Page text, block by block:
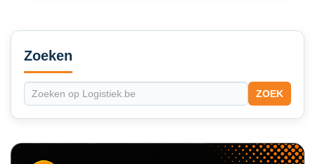
Secondary
Sidebar
Zoeken
ZOEK